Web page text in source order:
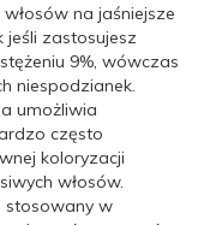
na jaśniejsze
jeśli zastosujesz
9%, wówczas
niespodzianek.
umożliwia
często
koloryzacji
włosów.
stosowany w